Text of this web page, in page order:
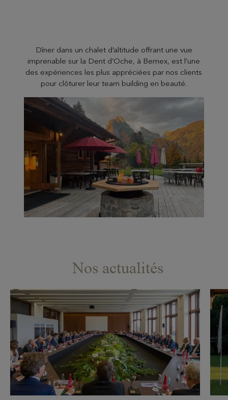
Dîner dans un chalet d’altitude offrant une vue
imprenable sur la Dent d’Oche, à Bernex, est l’une
des expériences les plus appréciées par nos clients
pour clôturer leur team building en beauté.
Nos actualités